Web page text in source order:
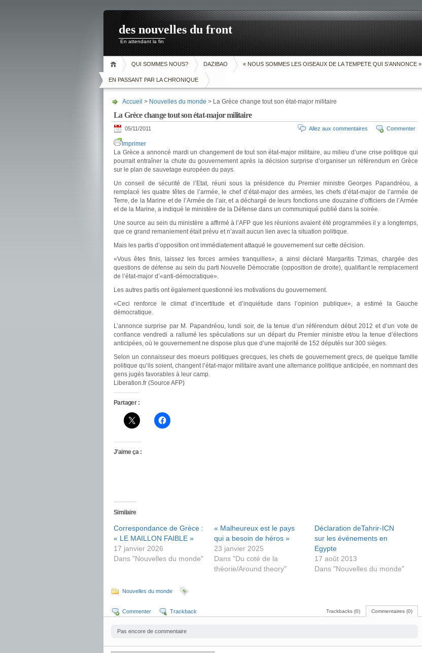
des nouvelles du front
En attendant la fin
QUI SOMMES NOUS? DAZIBAO « NOUS SOMMES LES OISEAUX DE LA TEMPETE QUI S’ANNONCE »
EN PASSANT PAR LA CHRONIQUE
Accueil > Nouvelles du monde > La Grèce change tout son état-major militaire
La Grèce change tout son état-major militaire
05/11/2011 Commenter
Allez aux commentaires
Imprimer
La Grèce a annoncé mardi un changement de tout son état-major militaire, au milieu d’une crise politique qui
pourrait entraîner la chute du gouvernement après la décision surprise d’organiser un référendum en Grèce
sur le plan de sauvetage européen du pays.
Un conseil de sécurité de l’Etat, réuni sous la présidence du Premier ministre Georges Papandréou, a
remplacé les quatre têtes de l’armée, le chef d’état-major des armées, les chefs d’état-major de l’armée de
Terre, de la Marine et de l’Armée de l’air, et a déchargé de leurs fonctions une douzaine d’officiers de l’Armée
et de la Marine, a indiqué le ministère de la Défense dans un communiqué publié dans la soirée.
Une source au sein du ministère a affirmé à l’AFP que les réunions avaient été programmées il y a longtemps,
que ce grand remaniement était prévu et n’avait aucun lien avec la situation politique.
Mais les partis d’opposition ont immédiatement attaqué le gouvernement sur cette décision.
«Vous êtes finis, laissez les forces armées tranquilles», a ainsi déclaré Margaritis Tzimas, chargée des
questions de défense au sein du parti Nouvelle Démocratie (opposition de droite), qualifiant le remplacement
de l’état-major d’«anti-démocratique».
Les autres partis ont également questionné les motivations du gouvernement.
«Ceci renforce le climat d’incertitude et d’inquiétude dans l’opinion publique», a estimé la Gauche
démocratique.
L’annonce surprise par M. Papandréou, lundi soir, de la tenue d’un référendum début 2012 et d’un vote de
confiance vendredi a rallumé les spéculations sur un départ du Premier ministre et/ou la tenue d’élections
anticipées, où le gouvernement ne dispose plus que d’une majorité de 152 députés sur 300 sièges.
Selon un connaisseur des moeurs politiques grecques, les chefs de gouvernement grecs, de quelque famille
politique qu’ils soient, changent l’état-major militaire avant une alternance politique anticipée, en nommant des
gens jugés favorables à leur camp.
Liberation.fr (Source AFP)
Partager :
J’aime ça :
Similaire
Correspondance de Grèce :
« LE MAILLON FAIBLE »
17 janvier 2026
Dans "Nouvelles du monde"
« Malheureux est le pays
qui a besoin de héros »
23 janvier 2025
Dans "Du coté de la
théorie/Around theory"
Déclaration deTahrir-ICN
sur les événements en
Egypte
17 août 2013
Dans "Nouvelles du monde"
Nouvelles du monde
Commentaires (0)
Trackbacks (0)
Commenter Trackback
Pas encore de commentaire